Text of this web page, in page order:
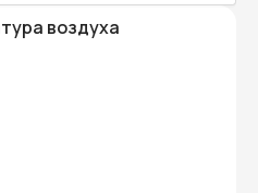
воздуха